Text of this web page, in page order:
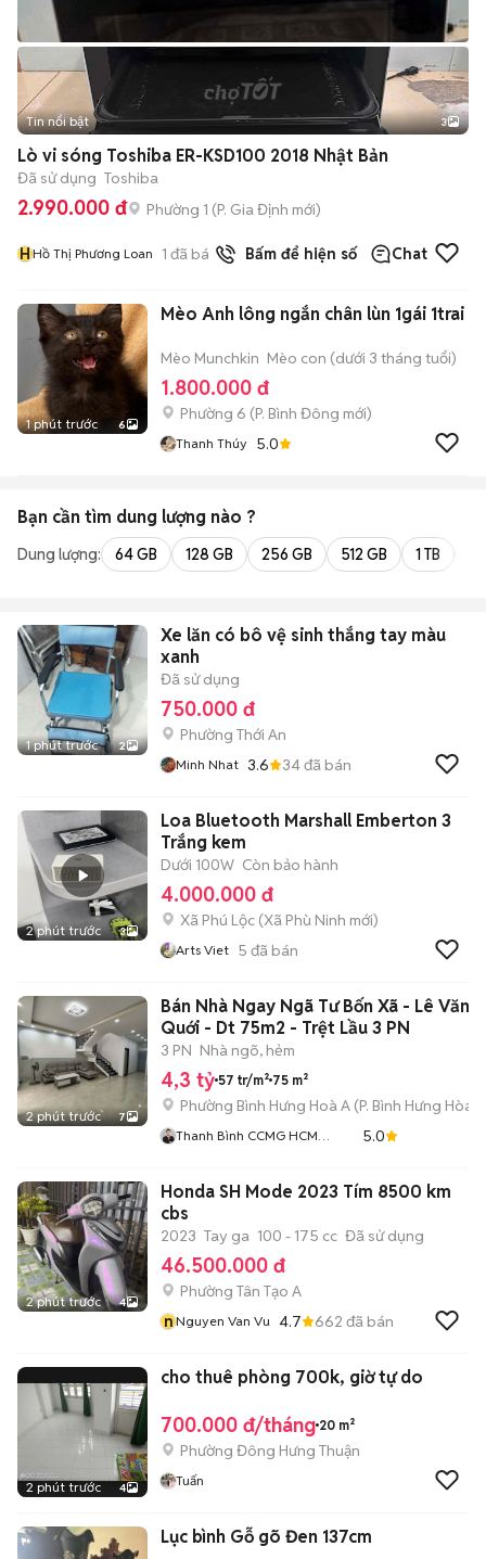
Tin nổi bật 3
Lò vi sóng Toshiba ER-KSD100 2018 Nhật Bản
Đã sử dụng Toshiba
2.990.000 đ Phường 1 (P. Gia Định mới)
HHồ Thị Phương Loan 1 đã bán Bấm để hiện số Chat
1 phút trước 6
Mèo Anh lông ngắn chân lùn 1gái 1trai
Mèo Munchkin Mèo con (dưới 3 tháng tuổi)
1.800.000 đ
Phường 6 (P. Bình Đông mới)
Thanh Thúy 5.0
Bạn cần tìm dung lượng nào ?
Dung lượng: 64 GB 128 GB 256 GB 512 GB 1 TB
1 phút trước 2
Xe lăn có bô vệ sinh thắng tay màu
xanh
Đã sử dụng
750.000 đ
Phường Thới An
Minh Nhat 3.6 34đã bán
2 phút trước 3
Loa Bluetooth Marshall Emberton 3
Trắng kem
Dưới 100W Còn bảo hành
4.000.000 đ
Xã Phú Lộc (Xã Phù Ninh mới)
Arts Viet 5 đã bán
2 phút trước 7
Bán Nhà Ngay Ngã Tư Bốn Xã - Lê Văn
Quới - Dt 75m2 - Trệt Lầu 3 PN
3 PN Nhà ngõ, hẻm
4,3 tỷ 57 tr/m² 75 m²
Phường Bình Hưng Hoà A (P. Bình Hưng Hòa
Thanh Bình CCMG HCM
5.0
2 phút trước 4
Honda SH Mode 2023 Tím 8500 km
cbs
2023 Tay ga 100 - 175 cc Đã sử dụng
46.500.000 đ
Phường Tân Tạo A
nNguyen Van Vu 4.7 662 đã bán
2 phút trước 4
cho thuê phòng 700k, giờ tự do
700.000 đ/tháng 20 m²
Phường Đông Hưng Thuận
Tuấn
Lục bình Gỗ gõ Đen 137cm